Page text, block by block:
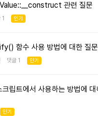
관련 질문
1 인기
함수 사용 방법에 대한 질문
댓글 1 인기
립트에서 사용하는 방법에 대
인기